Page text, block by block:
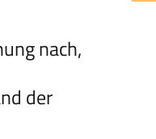
nach,
der